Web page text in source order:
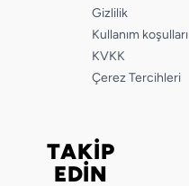
Gizlilik
Kullanım koşulları
KVKK
Çerez Tercihleri
TAKİP
EDİN